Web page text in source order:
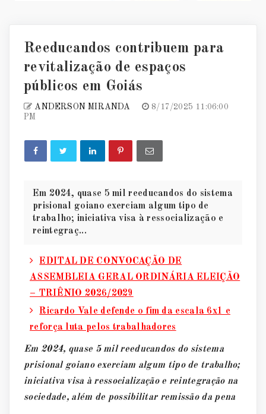
Reeducandos contribuem para
revitalização de espaços
públicos em Goiás
ANDERSON MIRANDA
8/17/2025 11:06:00
PM
Em 2024, quase 5 mil reeducandos do sistema
prisional goiano exerciam algum tipo de
trabalho; iniciativa visa à ressocialização e
reintegraç...
EDITAL DE CONVOCAÇÃO DE
ASSEMBLEIA GERAL ORDINÁRIA ELEIÇÃO
– TRIÊNIO 2026/2029
Ricardo Vale defende o fim da escala 6x1 e
reforça luta pelos trabalhadores
Em 2024, quase 5 mil reeducandos do sistema
prisional goiano exerciam algum tipo de trabalho;
iniciativa visa à ressocialização e reintegração na
sociedade, além de possibilitar remissão da pena